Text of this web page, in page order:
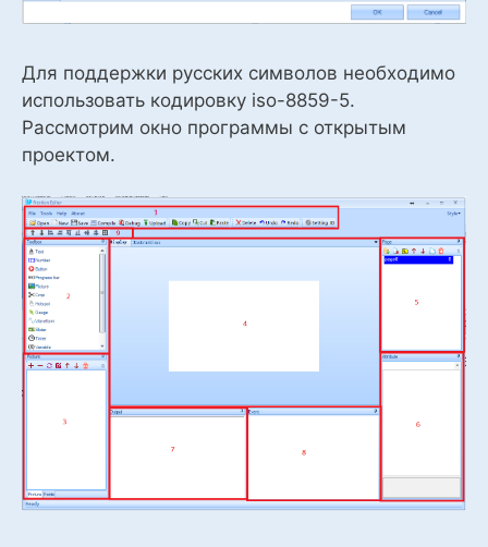
Для поддержки русских символов необходимо
использовать кодировку iso-8859-5.
Рассмотрим окно программы с открытым
проектом.